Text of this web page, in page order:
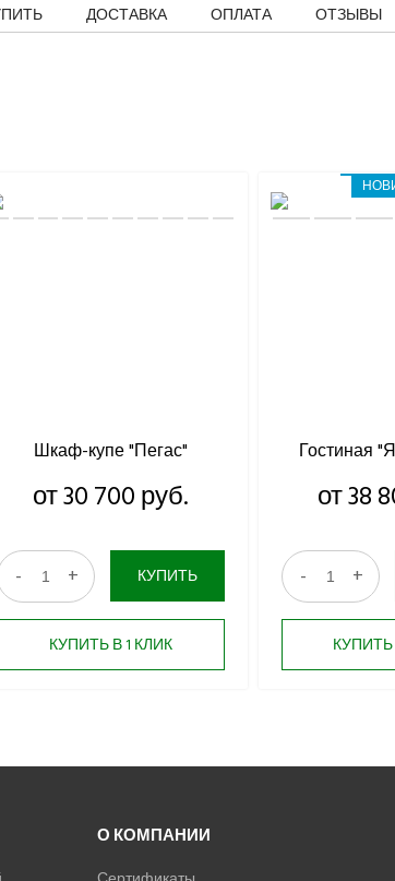
ДОСТАВКА ОПЛАТА ОТЗЫВЫ
Шкаф-купе "Пегас"
от 30 700 руб.
- + КУПИТЬ
КУПИТЬ В 1 КЛИК
Гостиная
от 38
- +
КУПИТЬ
О КОМПАНИИ